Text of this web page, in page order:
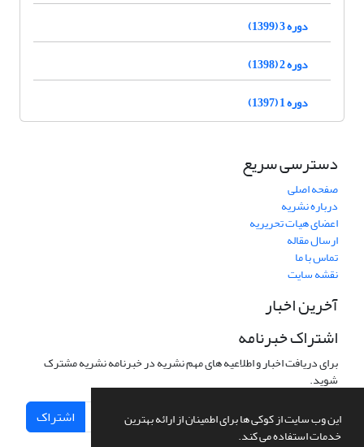
این وب سایت از کوکی ها برای اطمینان از ارائه بهترین
خدمات استفاده می کند.
دوره 3 (1399)
دوره 2 (1398)
دوره 1 (1397)
دسترسی سریع
صفحه اصلی
درباره نشریه
اعضای هیات تحریریه
ارسال مقاله
تماس با ما
نقشه سایت
آخرین اخبار
اشتراک خبرنامه
برای دریافت اخبار و اطلاعیه های مهم نشریه در خبرنامه نشریه مشترک
شوید.
اشتراک